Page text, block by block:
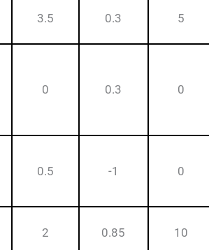
3.5 0.3 5
0 0.3 0
0.5 -1 0
2 0.85 10